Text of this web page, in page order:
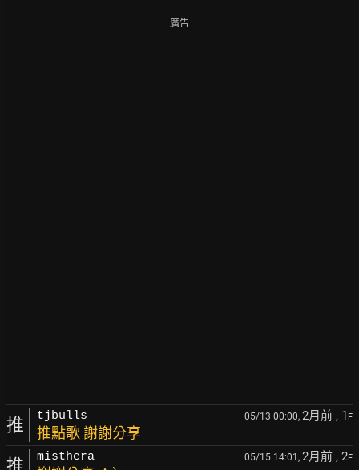
廣告
推 tjbulls 05/13 00:00, 2月前 , 1 F
推點歌 謝謝分享
推 misthera 05/15 14:01, 2月前 , 2F